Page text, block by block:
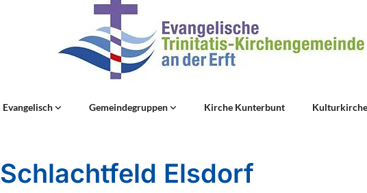
Evangelisch Gemeindegruppen Kirche Kunterbunt
Schlachtfeld Elsdorf